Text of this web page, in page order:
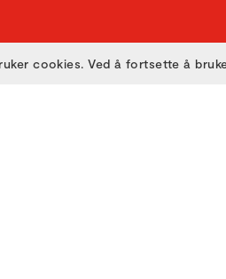
cookies. Ved å fortsette å